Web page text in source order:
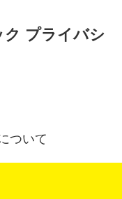
ク プライバシ
ついて